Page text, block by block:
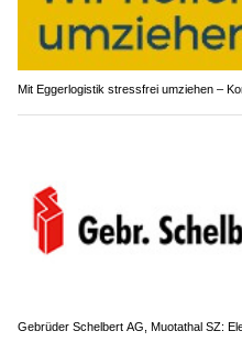
Mit Eggerlogistik stressfrei umziehen –
Gebrüder Schelbert AG, Muotathal SZ: